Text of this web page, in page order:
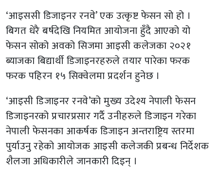
‘आइससी डिजाइनर रनवे’ एक उत्कृष्ट फेसन सो हो ।
बिगत धेरै बर्षदेखि नियमित आयोजना हुँदै आएको यो
फेसन सोको अवको सिजमा आइसी कलेजका २०२१
ब्याजका बिद्यार्थी डिजाइनरहरुले तयार पारेका फरक
फरक पहिरन १५ सिक्वेलमा प्रदर्शन हुनेछ ।
‘आइसी डिजाइनर रनवे’को मुख्य उदेश्य नेपाली फेसन
डिजाइनरको प्रचारप्रसार गर्दै उनीहरुले डिजाइन गरेका
नेपाली फेसनका आकर्षक डिजाइन अन्तराष्ट्रिय स्तरमा
पुर्याउनु रहेको आयोजक आइसी कलेजकी प्रबन्ध निर्देशक
शैलजा अधिकारीले जानकारी दिइन् ।